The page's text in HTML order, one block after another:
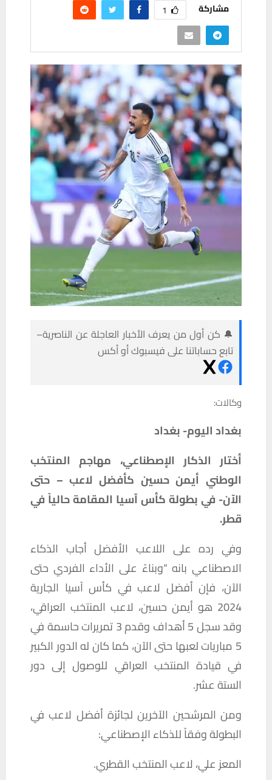
مشاركة 1
🔔 كن أول من يعرف الأخبار العاجلة عن الناصرية–
تابع حساباتنا على فيسبوك أو أكس
وكالات:
بغداد اليوم- بغداد
أختار الذكار الإصطناعي، مهاجم المنتخب
الوطني أيمن حسين كأفضل لاعب – حتى
الآن- في بطولة كأس آسيا المقامة حالياً في
قطر.
وفي رده على اللاعب الأفضل أجاب الذكاء
الاصطناعي بانه “وبناءً على الأداء الفردي حتى
الآن، فإن أفضل لاعب في كأس آسيا الجارية
2024 هو أيمن حسين، لاعب المنتخب العراقي،
وقد سجل 5 أهداف وقدم 3 تمريرات حاسمة في
5 مباريات لعبها حتى الآن، كما كان له الدور الكبير
في قيادة المنتخب العراقي للوصول إلى دور
الستة عشر.
ومن المرشحين الآخرين لجائزة أفضل لاعب في
البطولة وفقاً للذكاء الإصطناعي:
المعز علي، لاعب المنتخب القطري.